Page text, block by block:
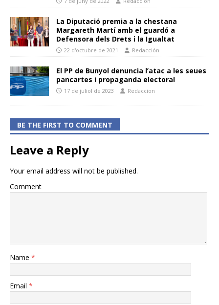
La Diputació premia a la chestana
Margareth Martí amb el guardó a
Defensora dels Drets i la Igualtat
22 d'octubre de 2021 Redacción
El PP de Bunyol denuncia l’atac a les seues
pancartes i propaganda electoral
17 de juliol de 2023 Redaccion
BE THE FIRST TO COMMENT
Leave a Reply
Your email address will not be published.
Comment
Name *
Email *